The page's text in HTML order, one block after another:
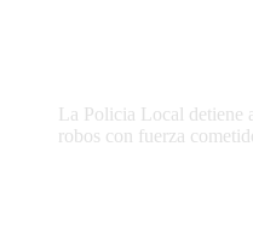
La Policia Local detiene
robos con fuerza